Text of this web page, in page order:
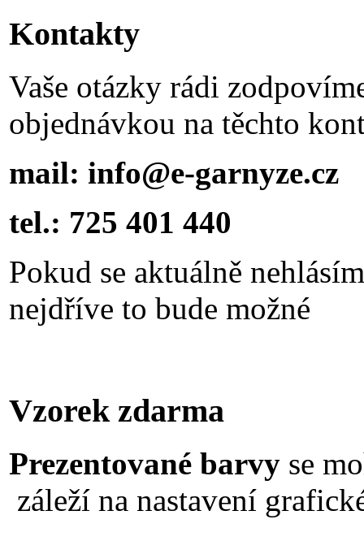
Kontakty
Vaše otázky rádi
objednávkou na těchto
mail: info@e-garnyze.cz
tel.: 725 401 440
Pokud se aktuálně
nejdříve to bude možné
Vzorek zdarma
Prezentované barvyse
záleží na nastavení